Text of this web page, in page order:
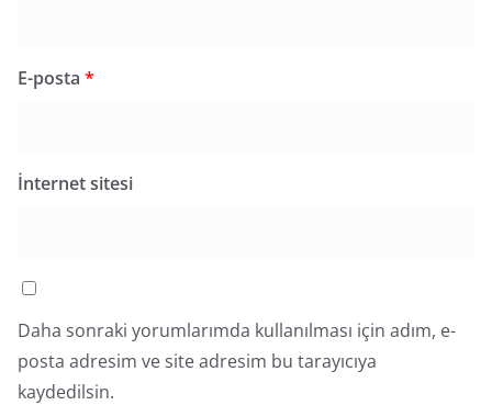
E-posta *
İnternet sitesi
Daha sonraki yorumlarımda kullanılması için adım, e-
posta adresim ve site adresim bu tarayıcıya
kaydedilsin.